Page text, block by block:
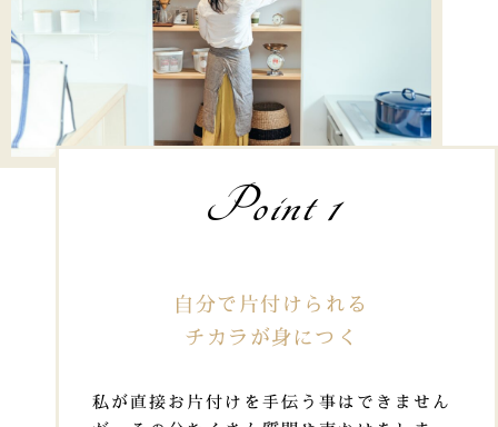
Point 1
自分で片付けられる
チカラが身につく
私が直接お片付けを手伝う事はできません